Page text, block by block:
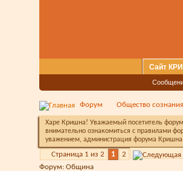
Сайт
Форум Общество
Харе Кришна! Уважаемый посетитель
внимательно ознакомиться с правилами
уважением, администрация форума
Страница 1 из 2 1 2
Форум: Община